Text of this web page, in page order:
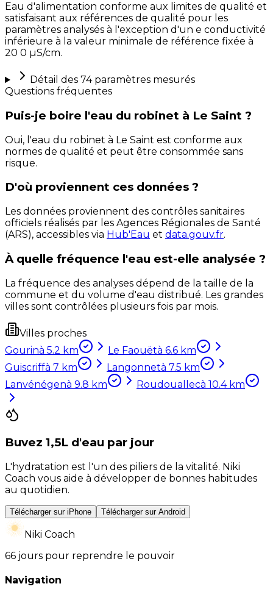
Eau d'alimentation conforme aux limites de qualité et
satisfaisant aux références de qualité pour les
paramètres analysés à l'exception d'un e conductivité
inférieure à la valeur minimale de référence fixée à
20 0 µS/cm.
Détail des 74paramètres mesurés
Questions fréquentes
Puis-je boire l'eau du robinet à Le Saint ?
Oui, l'eau du robinet à Le Saint est conforme aux
normes de qualité et peut être consommée sans
risque.
D'où proviennent ces données ?
Les données proviennent des contrôles sanitaires
officiels réalisés par les Agences Régionales de Santé
(ARS), accessibles via Hub'Eau et data.gouv.fr.
À quelle fréquence l'eau est-elle analysée ?
La fréquence des analyses dépend de la taille de la
commune et du volume d'eau distribué. Les grandes
villes sont contrôlées plusieurs fois par mois.
Villes proches
Gourinà 5.2 km Le Faouëtà 6.6 km
Guiscriffà 7 km Langonnetà 7.5 km
Lanvénégenà 9.8 km Roudouallecà 10.4km
Buvez 1,5L d'eau par jour
L'hydratation est l'un des piliers de la vitalité. Niki
Coach vous aide à développer de bonnes habitudes
au quotidien.
Télécharger sur iPhone Télécharger sur Android
Niki Coach
66 jours pour reprendre le pouvoir
Navigation